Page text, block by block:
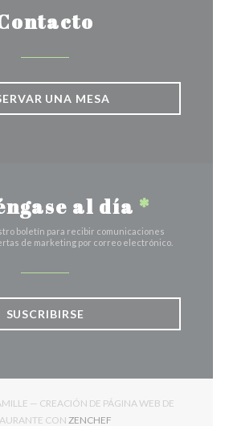
UNA MESA
al día *
boletín para recibir comunicaciones
de marketing por correo electrónico.
SUSCRIBIRSE
— CREACIÓN DE PÁGINA WEB DE
CON ZENCHEF